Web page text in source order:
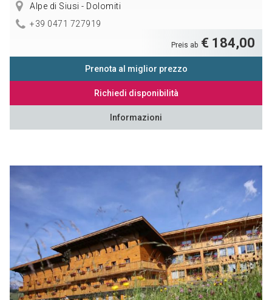
Alpe di Siusi - Dolomiti
+39 0471 727919
Preis ab € 184,00
Prenota al miglior prezzo
Richiedi disponibilità
Informazioni